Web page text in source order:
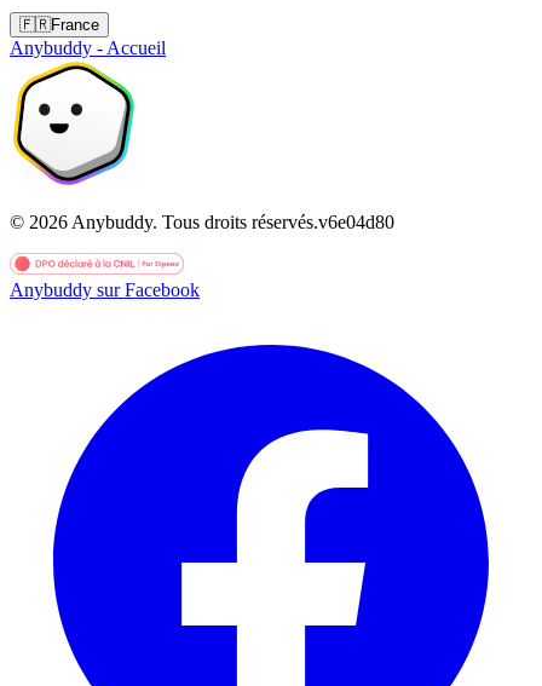
🇫🇷France
Anybuddy - Accueil
© 2026 Anybuddy. Tous droits réservés.v6e04d80
Anybuddy sur Facebook